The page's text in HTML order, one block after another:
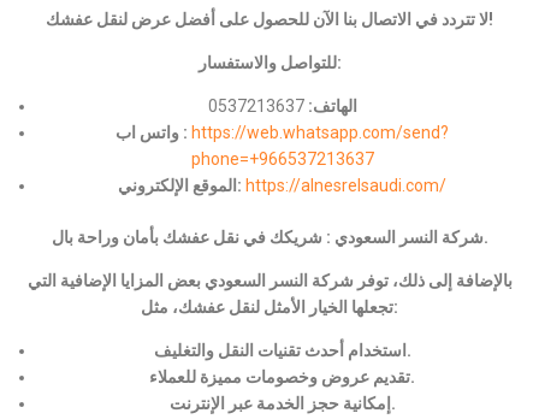
لا تتردد في الاتصال بنا الآن للحصول على أفضل عرض لنقل عفشك!
للتواصل والاستفسار:
الهاتف: 0537213637
واتس اب : https://web.whatsapp.com/send?
phone=+966537213637
الموقع الإلكتروني: https://alnesrelsaudi.com/
شركة النسر السعودي : شريكك في نقل عفشك بأمان وراحة بال.
بالإضافة إلى ذلك، توفر شركة النسر السعودي بعض المزايا الإضافية التي
تجعلها الخيار الأمثل لنقل عفشك، مثل:
استخدام أحدث تقنيات النقل والتغليف.
تقديم عروض وخصومات مميزة للعملاء.
إمكانية حجز الخدمة عبر الإنترنت.